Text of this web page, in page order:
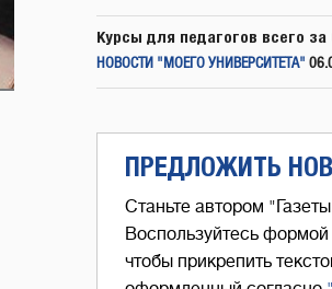
Курсы для педагогов всего
НОВОСТИ "МОЕГО УНИВЕРСИТЕТА"
ПРЕДЛОЖИТЬ
Станьте автором
Воспользуйтесь
чтобы прикрепить